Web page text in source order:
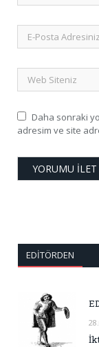
Daha sonraki
adresim ve site
EDITÖRDEN